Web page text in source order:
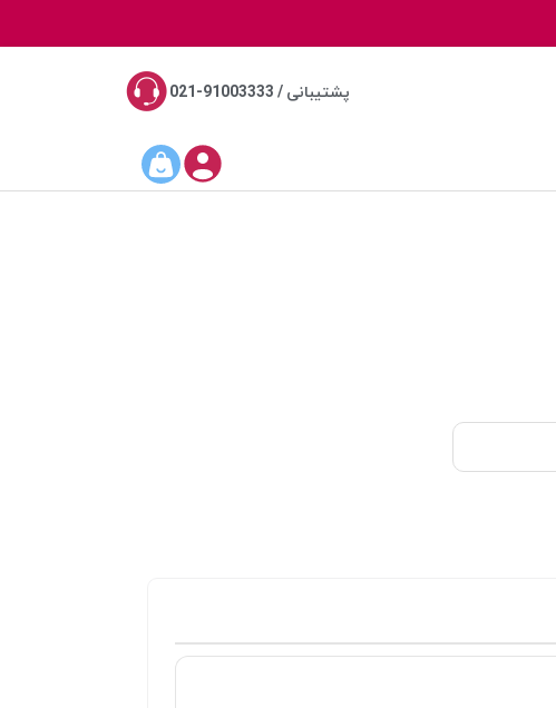
پشتیبانی / 91003333-021